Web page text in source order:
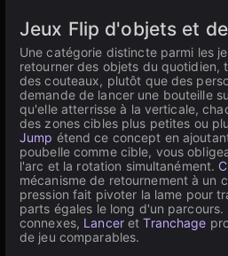
Jeux Flip d'objets et
Une catégorie distincte parmi les
retourner des objets du quotidien,
des couteaux, plutôt que des
demande de lancer une bouteille
qu'elle atterrisse à la verticale,
des zones cibles plus petites ou
Jump étend ce concept en
poubelle comme cible, vous
l'arc et la rotation simultanément.
mécanisme de retournement à un
pression fait pivoter la lame pour
parts égales le long d'un parcours.
connexes, LanceretTranchage
de jeu comparables.